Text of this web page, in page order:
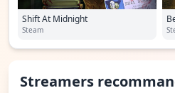
Shift At Midnight
Steam
Streamers